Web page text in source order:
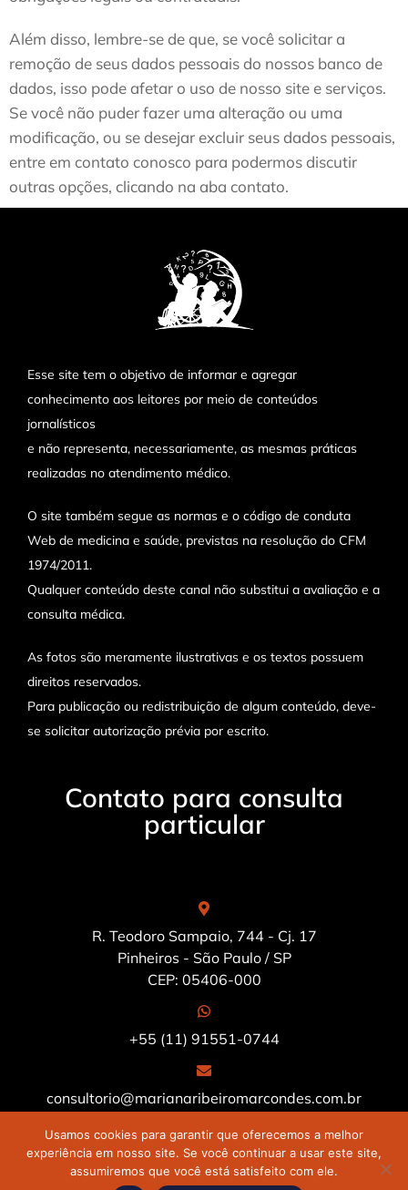
Além disso, lembre-se de que, se você solicitar a
remoção de seus dados pessoais do nossos banco de
dados, isso pode afetar o uso de nosso site e serviços.
Se você não puder fazer uma alteração ou uma
modificação, ou se desejar excluir seus dados pessoais,
entre em contato conosco para podermos discutir
outras opções, clicando na aba contato.
Esse site tem o objetivo de informar e agregar
conhecimento aos leitores por meio de conteúdos
jornalísticos
e não representa, necessariamente, as mesmas práticas
realizadas no atendimento médico.
O site também segue as normas e o código de conduta
Web de medicina e saúde, previstas na resolução do CFM
1974/2011.
Qualquer conteúdo deste canal não substitui a avaliação e a
consulta médica.
As fotos são meramente ilustrativas e os textos possuem
direitos reservados.
Para publicação ou redistribuição de algum conteúdo, deve-
se solicitar autorização prévia por escrito.
Contato para consulta
particular
R. Teodoro Sampaio, 744 - Cj. 17
Pinheiros - São Paulo / SP
CEP: 05406-000
+55 (11) 91551-0744
consultorio@marianaribeiromarcondes.com.br
©2022 – Dra. Mariana Ribeira Marcondes da Silveira CRM
124.644. Todos os direitos reservados. Desenvolvido porMedellín
Usamos cookies para garantir que oferecemos a melhor
experiência em nosso site. Se você continuar a usar este site,
assumiremos que você está satisfeito com ele.
Agende sua consulta!